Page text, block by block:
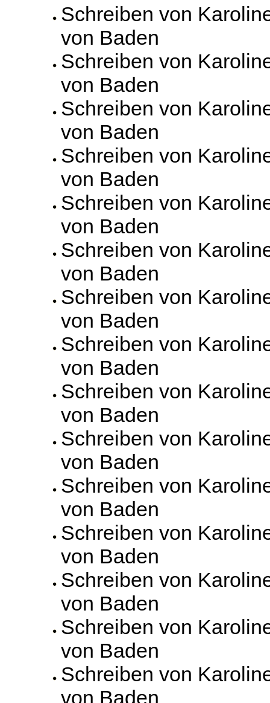
Schreiben von
von Baden
Schreiben von
von Baden
Schreiben von
von Baden
Schreiben von
von Baden
Schreiben von
von Baden
Schreiben von
von Baden
Schreiben von
von Baden
Schreiben von
von Baden
Schreiben von
von Baden
Schreiben von
von Baden
Schreiben von
von Baden
Schreiben von
von Baden
Schreiben von
von Baden
Schreiben von
von Baden
Schreiben von
von Baden